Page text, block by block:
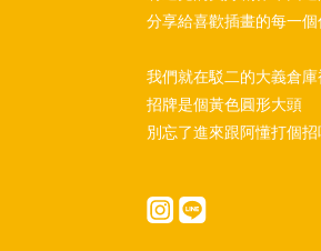
分享給喜歡插畫的每一個
我們就在駁二的大義倉庫
招牌是個黃色圓形大頭
別忘了進來跟阿懂打個招